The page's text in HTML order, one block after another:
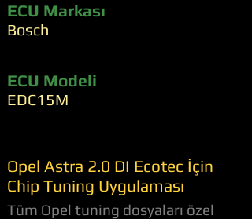
ECU Markası
Bosch
ECU Modeli
EDC15M
Opel Astra 2.0 DI Ecotec İçin
Chip Tuning Uygulaması
Tüm Opel tuning dosyaları özel